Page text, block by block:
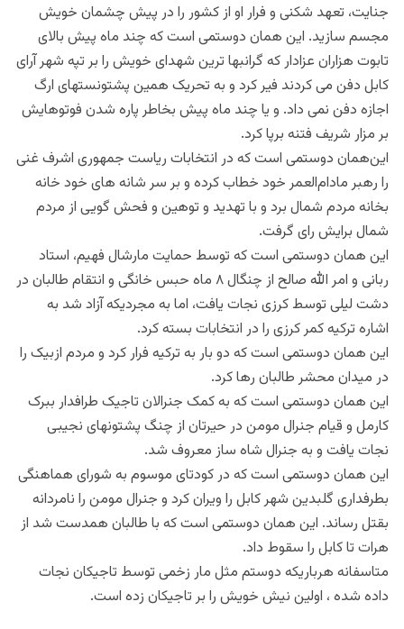
جنایت، تعهد شکنی و فرار او از کشور را در پیش چشمان خویش
مجسم سازید. این همان دوستمی است که چند ماه پیش بالای
تابوت هزاران عزادار که گرانبها ترین شهدای خویش را بر تپه شهر آرای
کابل دفن می کردند فیر کرد و به تحریک همین پشتونستهای ارگ
اجازه دفن نمی داد. و یا چند ماه پیش بخاطر پاره شدن فوتوهایش
بر مزار شریف فتنه برپا کرد.
این‌همان دوستمی است که در انتخابات ریاست جمهوری اشرف غنی
را رهبر مادام‌العمر خود خطاب کرده و بر سر شانه های خود خانه
بخانه مردم شمال برد و با تهدید و توهین و فحش گویی از مردم
شمال برایش رای گرفت.
این همان دوستمی است که توسط حمایت مارشال فهیم، استاد
ربانی و امر الله صالح از چنگال ۸ ماه حبس خانگی و انتقام طالبان در
دشت لیلی توسط کرزی نجات یافت، اما به مجردیکه آزاد شد به
اشاره ترکیه کمر کرزی را در انتخابات بسته کرد.
این همان دوستمی است که دو بار به ترکیه فرار کرد و مردم ازبیک را
در میدان محشر طالبان رها کرد.
این همان دوستمی است که به کمک جنرالان تاجیک طرافدار ببرک
کارمل و قیام جنرال مومن در حیرتان از چنگ پشتونهای نجیبی
نجات یافت و به جنرال شاه ساز معروف شد.
این همان دوستمی است که در کودتای موسوم به شورای هماهنگی
بطرفداری گلبدین شهر کابل را ویران کرد و جنرال مومن را نامردانه
بقتل رساند. این همان دوستمی است که با طالبان همدست شد از
هرات تا کابل را سقوط داد.
متاسفانه هرباریکه دوستم مثل مار زخمی توسط تاجیکان نجات
داده شده ، اولین نیش خویش را بر تاجیکان زده است.